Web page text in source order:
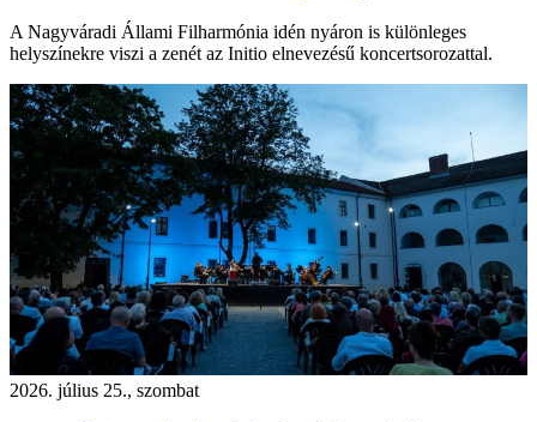
A Nagyváradi Állami Filharmónia idén nyáron is különleges
helyszínekre viszi a zenét az Initio elnevezésű koncertsorozattal.
2026. július 25., szombat